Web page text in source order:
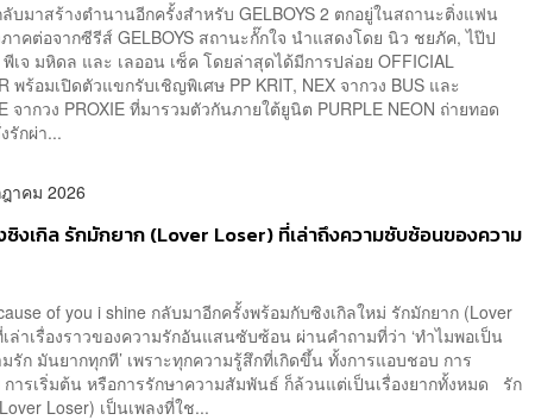
ลับมาสร้างตำนานอีกครั้งสำหรับ GELBOYS 2 ตกอยู่ในสถานะติ่งแฟน
ภาคต่อจากซีรีส์ GELBOYS สถานะกั๊กใจ นำแสดงโดย นิว ชยภัค, ไป๊ป
เจ มหิดล และ เลออน เซ็ค โดยล่าสุดได้มีการปล่อย OFFICIAL
พร้อมเปิดตัวแขกรับเชิญพิเศษ PP KRIT, NEX จากวง BUS และ
จากวง PROXIE ที่มารวมตัวกันภายใต้ยูนิต PURPLE NEON ถ่ายทอด
รักผ่า...
าคม 2026
ซิงเกิล รักมักยาก (Lover Loser) ที่เล่าถึงความซับซ้อนของความ
of you i shine กลับมาอีกครั้งพร้อมกับซิงเกิลใหม่ รักมักยาก (Lover
ล่าเรื่องราวของความรักอันแสนซับซ้อน ผ่านคำถามที่ว่า ‘ทำไมพอเป็น
มรัก มันยากทุกที’ เพราะทุกความรู้สึกที่เกิดขึ้น ทั้งการแอบชอบ การ
การเริ่มต้น หรือการรักษาความสัมพันธ์ ก็ล้วนแต่เป็นเรื่องยากทั้งหมด รัก
Loser) เป็นเพลงที่ใช...